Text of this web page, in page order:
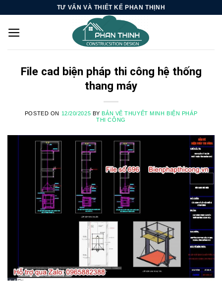
content
TƯ VẤN VÀ THIẾT KẾ PHAN THỊNH
File cad biện pháp thi công hệ thống
thang máy
POSTED ON 12/20/2025 BYBẢN VẼ THUYẾT MINH BIỆN PHÁP
THI CÔNG